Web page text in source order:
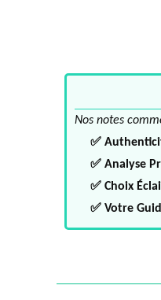
Nos notes
✅
✅ Analyse
✅ Choix
✅ Votre